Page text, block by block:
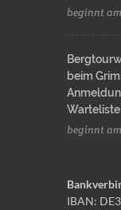
beginnt
beim
Warteliste.
beginnt
IBAN: